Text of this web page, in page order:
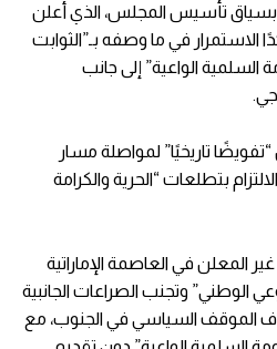
بسياق تأسيس المجلس، الذي أُعلن
الاستمرار في ما وصفه بـ”الثوابت
السلمية الواعية” إلى جانب
تاريخيًا” لمواصلة مسار
بتطلعات “الحرية والكرامة
المعلن في العاصمة الإماراتية
الوطني” وتجنب الصراعات الجانبية
الموقف السياسي في الجنوب، مع